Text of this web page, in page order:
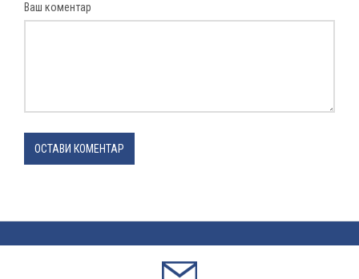
Ваш коментар
ОСТАВИ КОМЕНТАР